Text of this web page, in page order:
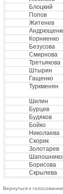
Блоцкий
Попов
Житенев
Корниенко
Безусова
Смирнова
Третьякова
Штырин
Гащенко
Туркменян
Шилин
Бурцев
Будяков
Бойко
Николаева
Скорик
Золотарев
Борисова
Скрылева
Вернуться к голосованию